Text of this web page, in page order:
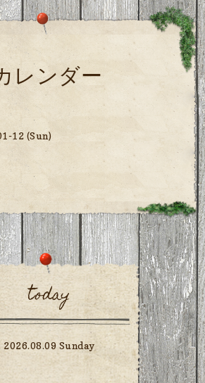
レンダー
12 (Sun)
today
2026.08.09 Sunday